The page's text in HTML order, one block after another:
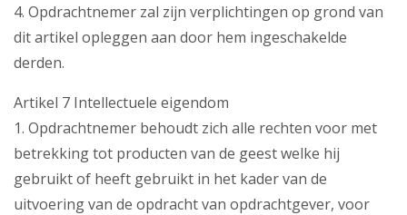
4. Opdrachtnemer zal zijn verplichtingen op grond van
dit artikel opleggen aan door hem ingeschakelde
derden.
Artikel 7 Intellectuele eigendom
1. Opdrachtnemer behoudt zich alle rechten voor met
betrekking tot producten van de geest welke hij
gebruikt of heeft gebruikt in het kader van de
uitvoering van de opdracht van opdrachtgever, voor